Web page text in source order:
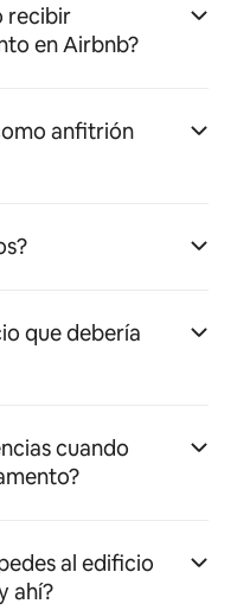
recibir
en Airbnb?
anfitrión
que debería
cuando
al edificio
ahí?